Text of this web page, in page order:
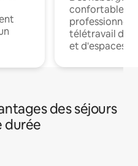
confortables
professionnels
télétravail
et d'espaces
des séjours
durée